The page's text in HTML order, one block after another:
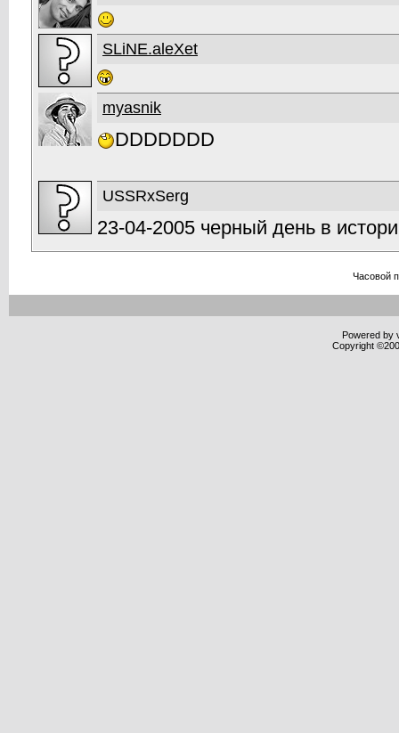
SLiNE.aleXet
myasnik
DDDDDDD
USSRxSerg
23-04-2005 черный день в
Часовой
Powered by
Copyright